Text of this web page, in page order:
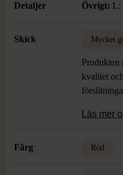
Detaljer Övrigt: L:
Skick Mycket
Produkten
kvalitet
Läs mer
Färg Röd